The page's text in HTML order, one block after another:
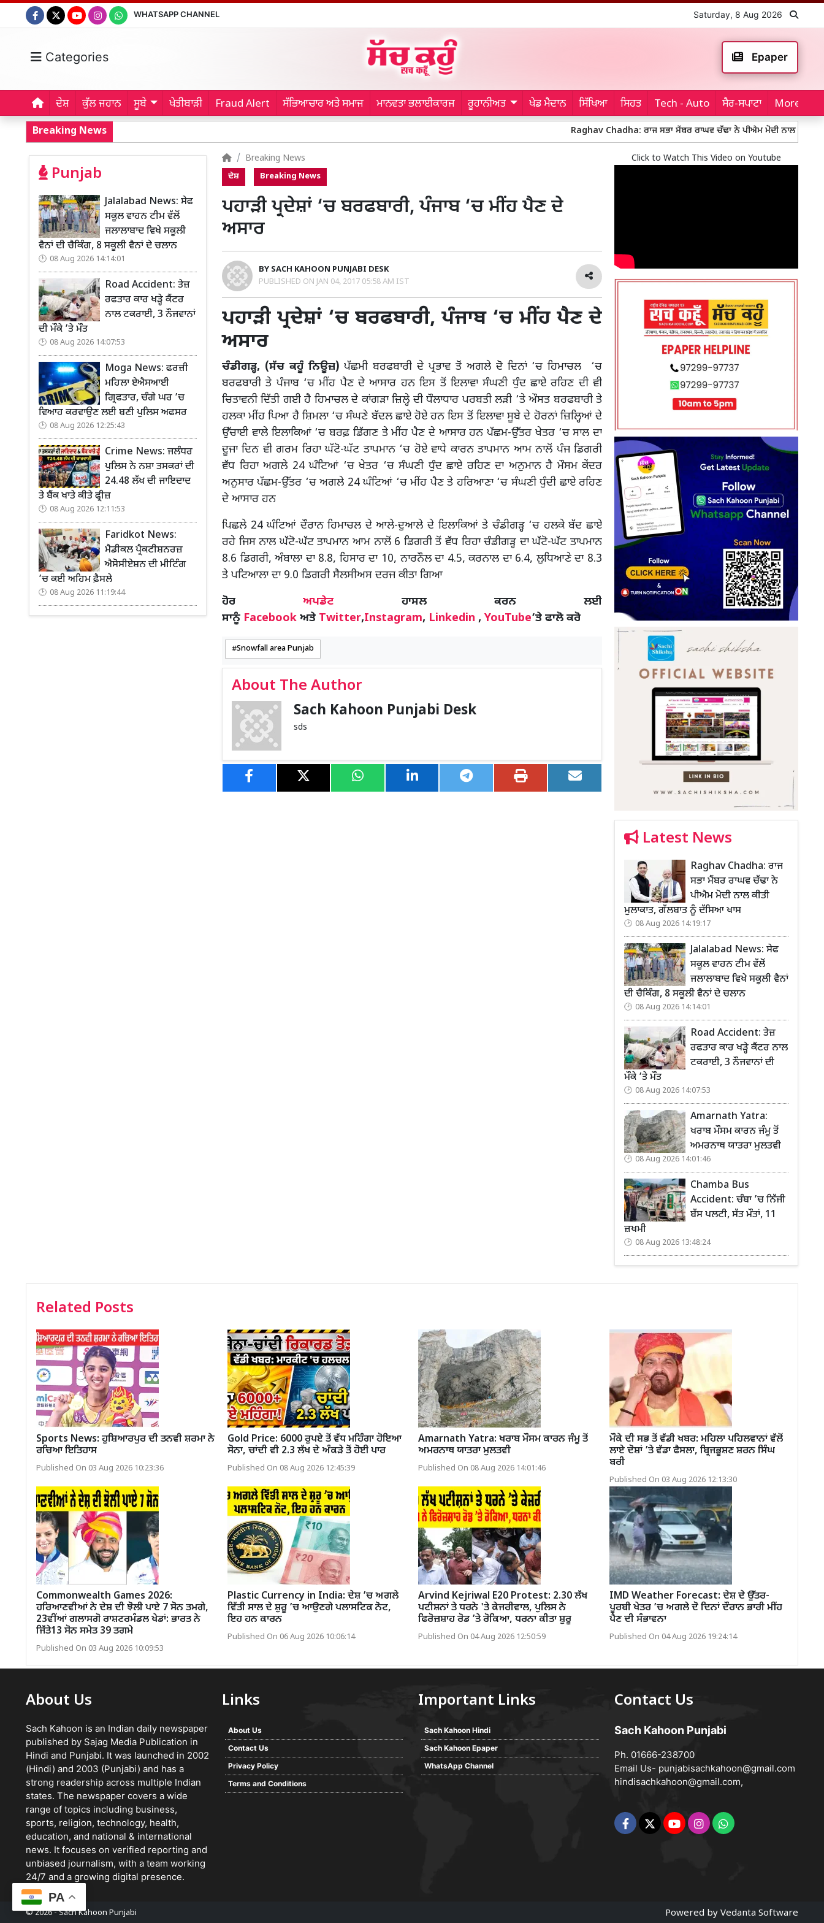
WHATSAPP CHANNEL Saturday, 8 Aug 2026
Categories Epaper
ਦੇਸ਼ ਕੁੱਲ ਜਹਾਨ ਸੂਬੇ ਖੇਤੀਬਾੜੀ Fraud Alert ਸੱਭਿਆਚਾਰ ਅਤੇ ਸਮਾਜ ਮਾਨਵਤਾ ਭਲਾਈਕਾਰਜ ਰੂਹਾਨੀਅਤ ਖੇਡ ਮੈਦਾਨ ਸਿੱਖਿਆ ਸਿਹਤ Tech - Auto ਸੈਰ-ਸਪਾਟਾ More...
Breaking News Raghav Chadha: ਰਾਜ ਸਭਾ ਮੈਂਬਰ ਰਾਘਵ ਚੱਢਾ ਨੇ ਪੀਐਮ ਮੋਦੀ ਨਾਲ ਕੀਤੀ ਮੁਲਾਕਾਤ,
Punjab
Jalalabad News: ਸੇਫ
ਸਕੂਲ ਵਾਹਨ ਟੀਮ ਵੱਲੋਂ
ਜਲਾਲਾਬਾਦ ਵਿਖੇ ਸਕੂਲੀ
ਵੈਨਾਂ ਦੀ ਚੈਕਿੰਗ, 8 ਸਕੂਲੀ ਵੈਨਾਂ ਦੇ ਚਲਾਨ
08 Aug 2026 14:14:01
Road Accident: ਤੇਜ਼
ਰਫਤਾਰ ਕਾਰ ਖੜ੍ਹੇ ਕੈਂਟਰ
ਨਾਲ ਟਕਰਾਈ, 3 ਨੌਜਵਾਨਾਂ
ਦੀ ਮੌਕੇ ’ਤੇ ਮੌਤ
08 Aug 2026 14:07:53
Moga News: ਫਰਜ਼ੀ
ਮਹਿਲਾ ਏਐਸਆਈ
ਗ੍ਰਿਫਤਾਰ, ਚੰਗੇ ਘਰ ’ਚ
ਵਿਆਹ ਕਰਵਾਉਣ ਲਈ ਬਣੀ ਪੁਲਿਸ ਅਫਸਰ
08 Aug 2026 12:25:43
Crime News: ਜਲੰਧਰ
ਪੁਲਿਸ ਨੇ ਨਸ਼ਾ ਤਸਕਰਾਂ ਦੀ
24.48 ਲੱਖ ਦੀ ਜਾਇਦਾਦ
ਤੇ ਬੈਂਕ ਖਾਤੇ ਕੀਤੇ ਫ੍ਰੀਜ਼
08 Aug 2026 12:11:53
Faridkot News:
ਮੈਡੀਕਲ ਪ੍ਰੈਕਟੀਸ਼ਨਰਜ਼
ਐਸੋਸੀਏਸ਼ਨ ਦੀ ਮੀਟਿੰਗ
’ਚ ਕਈ ਅਹਿਮ ਫ਼ੈਸਲੇ
08 Aug 2026 11:19:44
Breaking News
ਦੇਸ਼ Breaking News
ਪਹਾੜੀ ਪ੍ਰਦੇਸ਼ਾਂ ‘ਚ ਬਰਫਬਾਰੀ, ਪੰਜਾਬ ‘ਚ ਮੀਂਹ ਪੈਣ ਦੇ
ਅਸਾਰ
BY SACH KAHOON PUNJABI DESK
PUBLISHED ON JAN 04, 2017 05:58 AM IST
ਪਹਾੜੀ ਪ੍ਰਦੇਸ਼ਾਂ ‘ਚ ਬਰਫਬਾਰੀ, ਪੰਜਾਬ ‘ਚ ਮੀਂਹ ਪੈਣ ਦੇ
ਅਸਾਰ
ਚੰਡੀਗੜ੍ਹ, (ਸੱਚ ਕਹੂੰ ਨਿਊਜ਼)ਪੱਛਮੀ ਬਰਫਬਾਰੀ ਦੇ ਪ੍ਰਭਾਵ ਤੋਂ ਅਗਲੇ ਦੋ ਦਿਨਾਂ ‘ਚ ਹਿਮਾਚਲ ‘ਚ
ਬਰਫਬਾਰੀ ਤੇ ਪੰਜਾਬ ‘ਚ ਮੀਂਹ ਪੈਣ ਦੇ ਆਸਾਰ ਹਨ ਇਸ ਤੋਂ ਇਲਾਵਾ ਸੰਘਣੀ ਧੁੰਦ ਛਾਏ ਰਹਿਣ ਦੀ ਵੀ
ਚਿਤਾਵਨੀ ਦਿੱਤੀ ਗਈ ਹੈ ਹਿਮਾਚਲ ਦੇ ਕਾਂਗੜਾ ਜ਼ਿਲ੍ਹੇ ਦੀ ਧੌਲਾਧਾਰ ਪਰਬਤੀ ਲੜੀ ‘ਤੇ ਔਸਤ ਬਰਫਬਾਰੀ ਤੇ
ਹਲਕਾ ਮੀਂਹ ਪਿਆ ਹੈ ਸ਼ਿਮਲਾ ‘ਚ ਸੰਘਣੇ ਬੱਦਲ ਛਾਏ ਹੋਏ ਹਨ ਇਸ ਤੋਂ ਇਲਾਵਾ ਸੂਬੇ ਦੇ ਹੋਰਨਾਂ ਜ਼ਿਲ੍ਹਿਆਂ ਦੇ
ਉੱਚਾਈ ਵਾਲੇ ਇਲਾਕਿਆਂ ‘ਚ ਬਰਫ਼ ਡਿੱਗਣ ਤੇ ਮੀਂਹ ਪੈਣ ਦੇ ਆਸਾਰ ਹਨ ਪੱਛਮ-ਉੱਤਰ ਖੇਤਰ ‘ਚ ਸਾਲ ਦਾ
ਦੂਜਾ ਦਿਨ ਵੀ ਗਰਮ ਰਿਹਾ ਘੱਟੋ-ਘੱਟ ਤਾਪਮਾਨ ‘ਚ ਹੋਏ ਵਾਧੇ ਕਾਰਨ ਤਾਪਮਾਨ ਆਮ ਨਾਲੋਂ ਪੰਜ ਡਿਗਰੀ
ਵੱਧ ਰਿਹਾ ਅਗਲੇ 24 ਘੰਟਿਆਂ ‘ਚ ਖੇਤਰ ‘ਚ ਸੰਘਣੀ ਧੁੰਦ ਛਾਏ ਰਹਿਣ ਦਾ ਅਨੁਮਾਨ ਹੈ ਮੌਸਮ ਕੇਂਦਰ
ਅਨੁਸਾਰ ਪੱਛਮ-ਉੱਤਰ ‘ਚ ਅਗਲੇ 24 ਘੰਟਿਆਂ ‘ਚ ਮੀਂਹ ਪੈਣ ਤੇ ਹਰਿਆਣਾ ‘ਚ ਸੰਘਣੀ ਧੁੰਦੀ ਛਾਏ ਰਹਿਣ
ਦੇ ਆਸਾਰ ਹਨ
ਪਿਛਲੇ 24 ਘੰਟਿਆਂ ਦੌਰਾਨ ਹਿਮਾਚਲ ਦੇ ਆਲੇ-ਦੁਆਲੇ ਦੇ ਇਲਾਕਿਆਂ ਤੇ ਚੰਡੀਗੜ੍ਹ ‘ਚ ਹਲਕੇ ਬੱਦ ਛਾਏ
ਰਹੇ ਜਿਸ ਨਾਲ ਘੱਟੋ-ਘੱਟ ਤਾਪਮਾਨ ਆਮ ਨਾਲੋਂ 6 ਡਿਗਰੀ ਤੋਂ ਵੱਧ ਰਿਹਾ ਚੰਡੀਗੜ੍ਹ ਦਾ ਘੱਟੋ-ਘੱਟ ਤਾਪਮਾਨ
8.6 ਡਿਗਰੀ, ਅੰਬਾਲਾ ਦਾ 8.8, ਹਿਸਾਰ ਦਾ 10, ਨਾਰਨੌਲ ਦਾ 4.5, ਕਰਨਾਲ ਦਾ 6.4, ਲੁਧਿਆਣੇ ਦਾ 8.3
ਤੇ ਪਟਿਆਲਾ ਦਾ 9.0 ਡਿਗਰੀ ਸੈਲਸੀਅਸ ਦਰਜ ਕੀਤਾ ਗਿਆ
ਹੋਰਅਪਡੇਟ ਹਾਸਲ ਕਰਨ ਲਈ
ਸਾਨੂੰ Facebook ਅਤੇ Twitter,Instagram, Linkedin , YouTube‘ਤੇ ਫਾਲੋ ਕਰੋ
Snowfall area Punjab
About The Author
Sach Kahoon Punjabi Desk
sds
Click to Watch This Video on Youtube
Latest News
Raghav Chadha: ਰਾਜ
ਸਭਾ ਮੈਂਬਰ ਰਾਘਵ ਚੱਢਾ ਨੇ
ਪੀਐਮ ਮੋਦੀ ਨਾਲ ਕੀਤੀ
ਮੁਲਾਕਾਤ, ਗੱਲਬਾਤ ਨੂੰ ਦੱਸਿਆ ਖਾਸ
08 Aug 2026 14:19:17
Jalalabad News: ਸੇਫ
ਸਕੂਲ ਵਾਹਨ ਟੀਮ ਵੱਲੋਂ
ਜਲਾਲਾਬਾਦ ਵਿਖੇ ਸਕੂਲੀ ਵੈਨਾਂ
ਦੀ ਚੈਕਿੰਗ, 8 ਸਕੂਲੀ ਵੈਨਾਂ ਦੇ ਚਲਾਨ
08 Aug 2026 14:14:01
Road Accident: ਤੇਜ਼
ਰਫਤਾਰ ਕਾਰ ਖੜ੍ਹੇ ਕੈਂਟਰ ਨਾਲ
ਟਕਰਾਈ, 3 ਨੌਜਵਾਨਾਂ ਦੀ
ਮੌਕੇ ’ਤੇ ਮੌਤ
08 Aug 2026 14:07:53
Amarnath Yatra:
ਖਰਾਬ ਮੌਸਮ ਕਾਰਨ ਜੰਮੂ ਤੋਂ
ਅਮਰਨਾਥ ਯਾਤਰਾ ਮੁਲਤਵੀ
08 Aug 2026 14:01:46
Chamba Bus
Accident: ਚੰਬਾ ’ਚ ਨਿੱਜੀ
ਬੱਸ ਪਲਟੀ, ਸੱਤ ਮੌਤਾਂ, 11
ਜ਼ਖਮੀ
08 Aug 2026 13:48:24
Related Posts
Sports News: ਹੁਸ਼ਿਆਰਪੁਰ ਦੀ ਤਨਵੀ ਸ਼ਰਮਾ ਨੇ
ਰਚਿਆ ਇਤਿਹਾਸ
Published On 03 Aug 2026 10:23:36
Gold Price: 6000 ਰੁਪਏ ਤੋਂ ਵੱਧ ਮਹਿੰਗਾ ਹੋਇਆ
ਸੋਨਾ, ਚਾਂਦੀ ਵੀ 2.3 ਲੱਖ ਦੇ ਅੰਕੜੇ ਤੋਂ ਹੋਈ ਪਾਰ
Published On 08 Aug 2026 12:45:39
Amarnath Yatra: ਖਰਾਬ ਮੌਸਮ ਕਾਰਨ ਜੰਮੂ ਤੋਂ
ਅਮਰਨਾਥ ਯਾਤਰਾ ਮੁਲਤਵੀ
Published On 08 Aug 2026 14:01:46
ਮੌਕੇ ਦੀ ਸਭ ਤੋਂ ਵੱਡੀ ਖਬਰ: ਮਹਿਲਾ ਪਹਿਲਵਾਨਾਂ ਵੱਲੋਂ
ਲਾਏ ਦੋਸ਼ਾਂ ’ਤੇ ਵੱਡਾ ਫੈਸਲਾ, ਬ੍ਰਿਜਭੂਸ਼ਣ ਸ਼ਰਨ ਸਿੰਘ
ਬਰੀ
Published On 03 Aug 2026 12:13:30
Commonwealth Games 2026:
ਹਰਿਆਣਵੀਆਂ ਨੇ ਦੇਸ਼ ਦੀ ਝੋਲੀ ਪਾਏ 7 ਸੋਨ ਤਮਗੇ,
23ਵੀਂਆਂ ਗਲਾਸਗੋ ਰਾਸ਼ਟਰਮੰਡਲ ਖੇਡਾਂ: ਭਾਰਤ ਨੇ
ਜਿੱਤੇ13 ਸੋਨ ਸਮੇਤ 39 ਤਗਮੇ
Published On 03 Aug 2026 10:09:53
Plastic Currency in India: ਦੇਸ਼ ’ਚ ਅਗਲੇ
ਵਿੱਤੀ ਸਾਲ ਦੇ ਸ਼ੁਰੂ ’ਚ ਆਉਣਗੇ ਪਲਾਸਟਿਕ ਨੋਟ,
ਇਹ ਹਨ ਕਾਰਨ
Published On 06 Aug 2026 10:06:14
Arvind Kejriwal E20 Protest: 2.30 ਲੱਖ
ਪਟੀਸ਼ਨਾਂ ਤੇ ਧਰਨੇ 'ਤੇ ਕੇਜਰੀਵਾਲ, ਪੁਲਿਸ ਨੇ
ਫਿਰੋਜ਼ਸ਼ਾਹ ਰੋਡ ’ਤੇ ਰੋਕਿਆ, ਧਰਨਾ ਕੀਤਾ ਸ਼ੁਰੂ
Published On 04 Aug 2026 12:50:59
IMD Weather Forecast: ਦੇਸ਼ ਦੇ ਉੱਤਰ-
ਪੂਰਬੀ ਖੇਤਰ ’ਚ ਅਗਲੇ ਦੋ ਦਿਨਾਂ ਦੌਰਾਨ ਭਾਰੀ ਮੀਂਹ
ਪੈਣ ਦੀ ਸੰਭਾਵਨਾ
Published On 04 Aug 2026 19:24:14
About Us
Sach Kahoon is an Indian daily newspaper
published by Sajag Media Publication in
Hindi and Punjabi. It was launched in 2002
(Hindi) and 2003 (Punjabi) and has a
strong readership across multiple Indian
states. The newspaper covers a wide
range of topics including business,
sports, religion, technology, health,
education, and national & international
news. It focuses on verified reporting and
unbiased journalism, with a team working
24/7 and a growing digital presence.
Links
About Us
Contact Us
Privacy Policy
Terms and Conditions
Important Links
Sach Kahoon Hindi
Sach Kahoon Epaper
WhatsApp Channel
Contact Us
Sach Kahoon Punjabi
Ph. 01666-238700
Email Us- punjabisachkahoon@gmail.com
hindisachkahoon@gmail.com,
© 2026 -Sach Kahoon Punjabi Powered by Vedanta Software
PA